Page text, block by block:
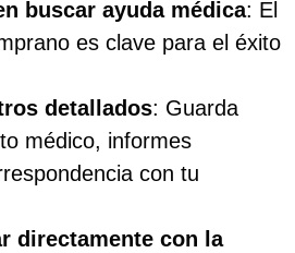
buscar ayuda médica: El
es clave para el éxito
detallados: Guarda
médico, informes
con tu
directamente con la